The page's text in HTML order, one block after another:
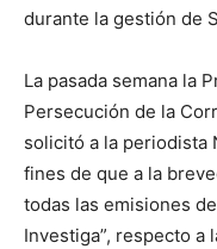
durante la gestión de
La pasada semana la
Persecución de la
solicitó a la periodista
fines de que a la
todas las emisiones
Investiga”, respecto a